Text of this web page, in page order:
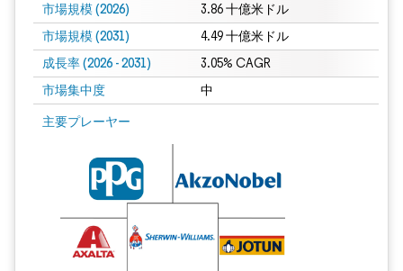
市場規模 (2026) 3.86 十億米ドル
市場規模 (2031) 4.49 十億米ドル
成長率 (2026 - 2031) 3.05% CAGR
市場集中度 中
主要プレーヤー
画像 © Mordor Intelligence。再利用にはCC BY 4.0の表示が必要です。